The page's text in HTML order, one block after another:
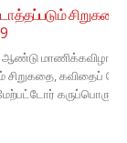
அகில
போட்டிகள் -
போருக்கு